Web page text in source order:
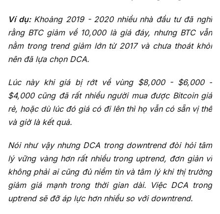
Ví dụ:Khoảng 2019 - 2020 nhiều nhà đầu tư đã nghĩ
rằng BTC giảm về 10,000 là giá đáy, nhưng BTC vẫn
nằm trong trend giảm lớn từ 2017 và chưa thoát khỏi
nên đã lựa chọn DCA.
Lúc này khi giá bị rớt về vùng $8,000 - $6,000 -
$4,000 cũng đã rất nhiều người mua được Bitcoin giá
rẻ, hoặc dù lúc đó giá có đi lên thì họ vẫn có sẵn vị thế
và giờ là kết quả.
Nói như vậy nhưng DCA trong downtrend đòi hỏi tâm
lý vững vàng hơn rất nhiều trong uptrend, đơn giản vì
không phải ai cũng đủ niềm tin và tâm lý khi thị trường
giảm giá mạnh trong thời gian dài. Việc DCA trong
uptrend sẽ đỡ áp lực hơn nhiều so với downtrend.